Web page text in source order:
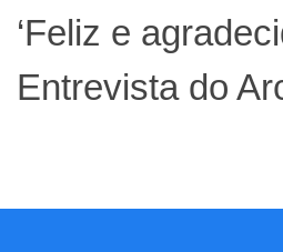
‘Feliz e
Entrevista do